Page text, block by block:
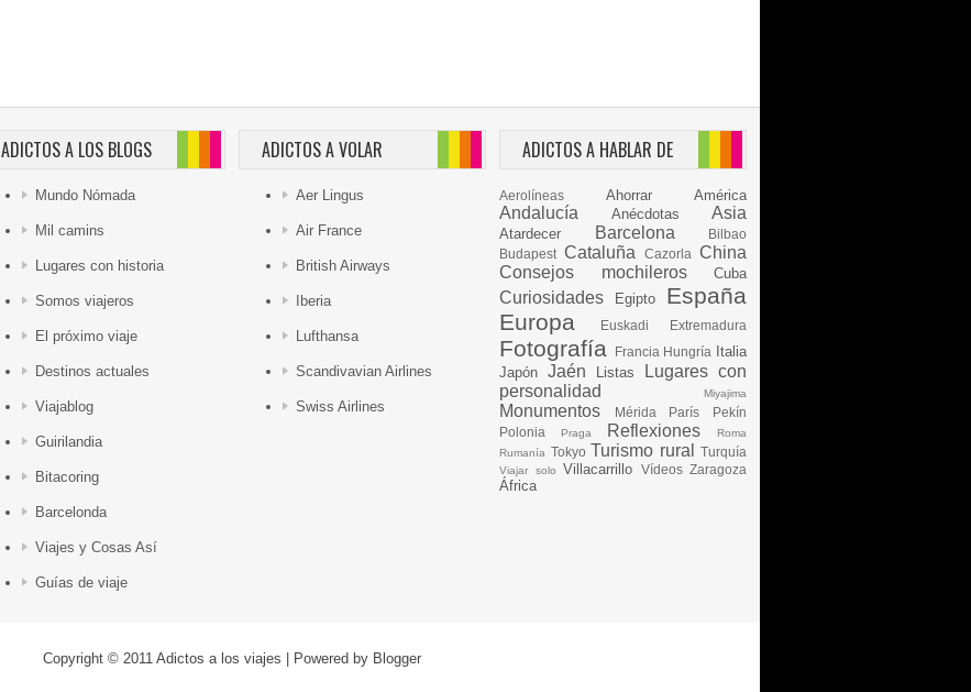
ADICTOS A LOS BLOGS
Mundo Nómada
Mil camins
Lugares con historia
Somos viajeros
El próximo viaje
Destinos actuales
Viajablog
Guirilandia
Bitacoring
Barcelonda
Viajes y Cosas Así
Guías de viaje
ADICTOS A VOLAR
Aer Lingus
Air France
British Airways
Iberia
Lufthansa
Scandivavian Airlines
Swiss Airlines
ADICTOS A HABLAR DE
Aerolíneas Ahorrar América
Andalucía Anécdotas Asia
Atardecer Barcelona
Bilbao
Budapest Cataluña Cazorla
China
Consejos mochileros
Cuba
Curiosidades Egipto
España
Europa
Euskadi Extremadura
Fotografía Francia Hungría
Italia
Japón Jaén Listas
Lugares con
personalidad
Miyajima
Monumentos Mérida París
Pekín
Polonia
Praga Reflexiones
Roma
Rumanía Tokyo Turismo rural Turquía
Viajar solo Villacarrillo Vídeos Zaragoza
África
Copyright © 2011 Adictos a los viajes | Powered by Blogger